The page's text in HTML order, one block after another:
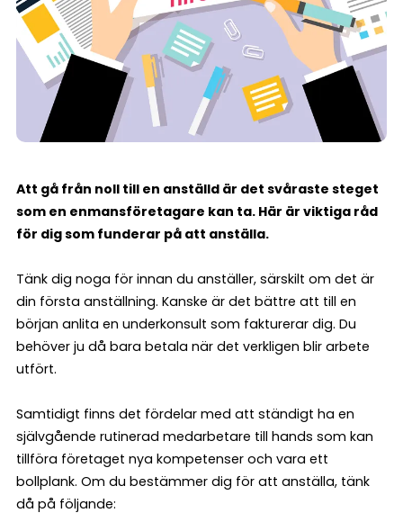
Att gå från noll till en anställd är det svåraste steget
som en enmansföretagare kan ta. Här är viktiga råd
för dig som funderar på att anställa.
Tänk dig noga för innan du anställer, särskilt om det är
din första anställning. Kanske är det bättre att till en
början anlita en underkonsult som fakturerar dig. Du
behöver ju då bara betala när det verkligen blir arbete
utfört.
Samtidigt finns det fördelar med att ständigt ha en
självgående rutinerad medarbetare till hands som kan
tillföra företaget nya kompetenser och vara ett
bollplank. Om du bestämmer dig för att anställa, tänk
då på följande: